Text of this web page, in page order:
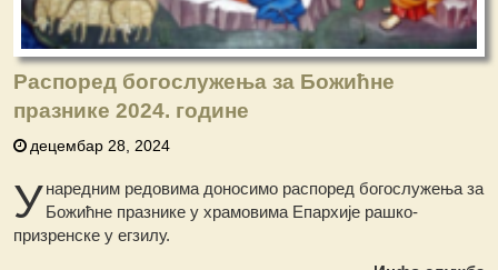
Распоред богослужења за Божићне
празнике 2024. године
децембар 28, 2024
Унаредним редовима доносимо распоред богослужења за
Божићне празнике у храмовима Епархије рашко-
призренске у егзилу.